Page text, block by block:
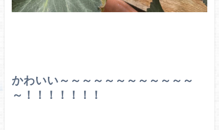
かわいい～～～～～～～～～～～～
～！！！！！！！